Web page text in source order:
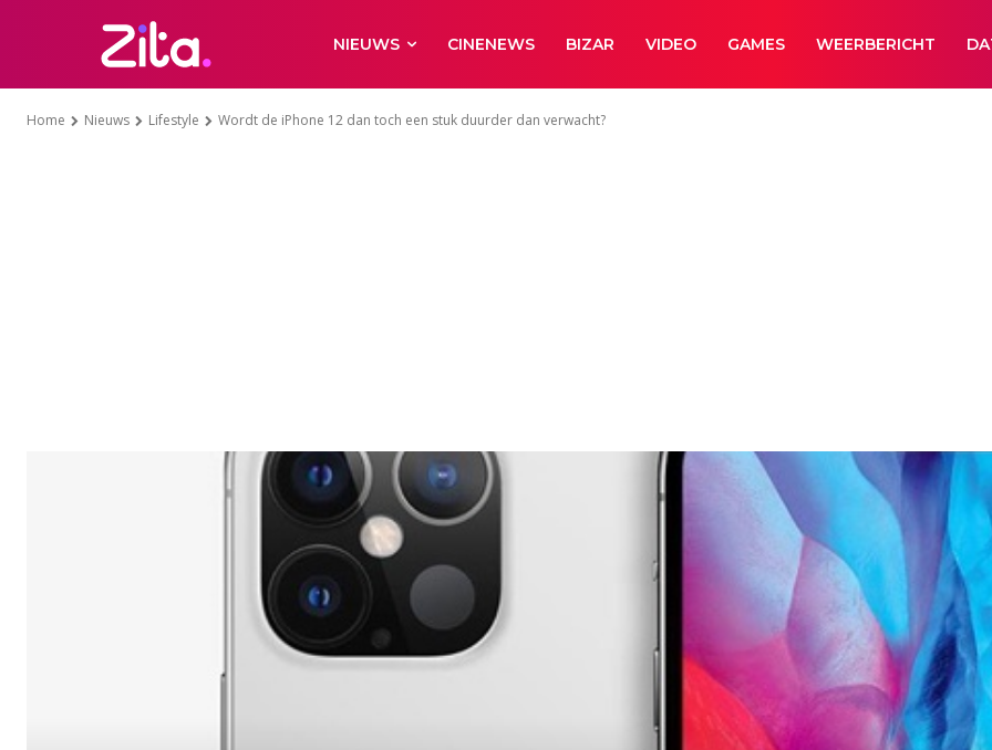
NIEUWS CINENEWS BIZAR VIDEO GAMES WEERBERICHT
Home Nieuws Lifestyle Wordt de iPhone 12 dan toch een stuk duurder dan verwacht?